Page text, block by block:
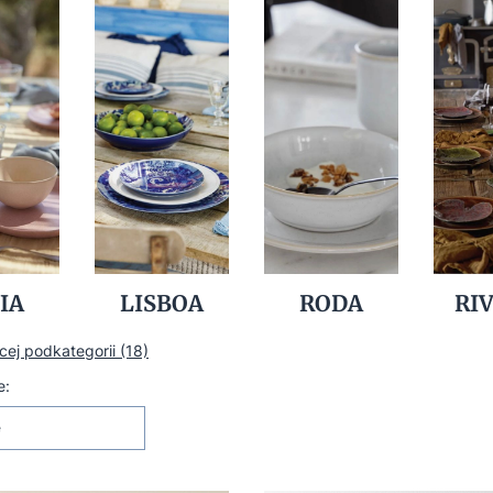
LISBOA RODA
podkategorii (18)